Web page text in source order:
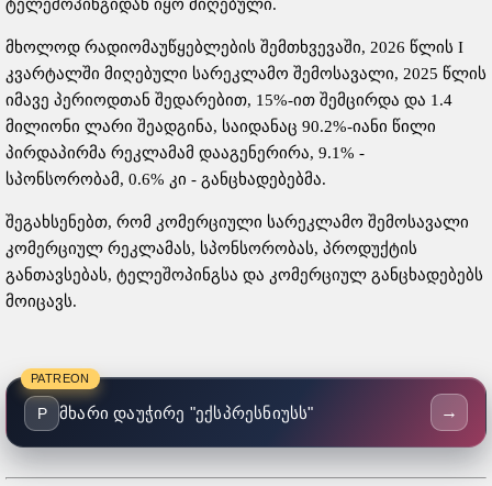
ტელეშოპინგიდან იყო მიღებული.
მხოლოდ რადიომაუწყებლების შემთხვევაში, 2026 წლის I
კვარტალში მიღებული სარეკლამო შემოსავალი, 2025 წლის
იმავე პერიოდთან შედარებით, 15%-ით შემცირდა და 1.4
მილიონი ლარი შეადგინა, საიდანაც 90.2%-იანი წილი
პირდაპირმა რეკლამამ დააგენერირა, 9.1% -
სპონსორობამ, 0.6% კი - განცხადებებმა.
შეგახსენებთ, რომ კომერციული სარეკლამო შემოსავალი
კომერციულ რეკლამას, სპონსორობას, პროდუქტის
განთავსებას, ტელეშოპინგსა და კომერციულ განცხადებებს
მოიცავს.
PATREON
P მხარი დაუჭირე "ექსპრესნიუსს" →